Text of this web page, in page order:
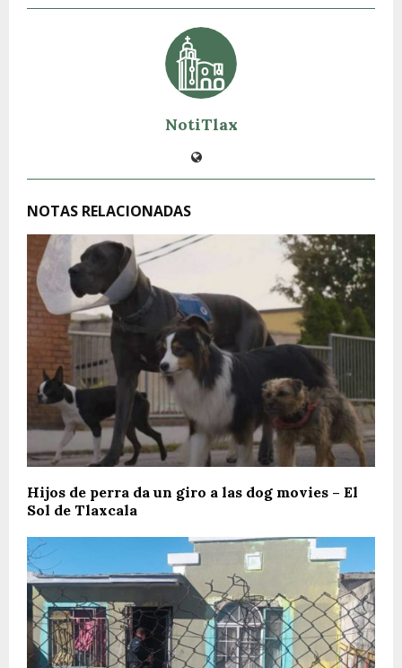
NotiTlax
NOTAS RELACIONADAS
Hijos de perra da un giro a las dog movies – El
Sol de Tlaxcala